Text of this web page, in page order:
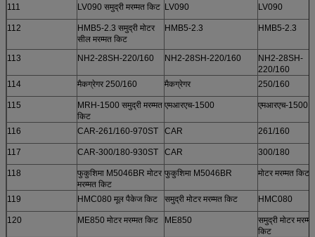
111 LV090 समुद्री मरम्मत किट LV090 LV090
112
HMB5-2.3 समुद्री मोटर
सील मरम्मत किट
HMB5-2.3 HMB5-2.3
113 NH2-28SH-220/160 NH2-28SH-220/160
NH2-28SH-
220/160
114
मैकग्रेगर 250/160 मैकग्रेगर 250/160
115
MRH-1500 समुद्री मरम्मत
किट
एमआरएच-1500 एमआरएच-1500
116 CAR-261/160-970ST CAR 261/160
117 CAR-300/180-930ST CAR 300/180
118
फुकुशिमा M5046BR मोटर
मरम्मत किट
फुकुशिमा M5046BR मोटर मरम्मत किट
119 HMC080 मूल पैकेज किट समुद्री मोटर मरम्मत किट HMC080
120 ME850 मोटर मरम्मत किट ME850
समुद्री मोटर मरम्मत
किट